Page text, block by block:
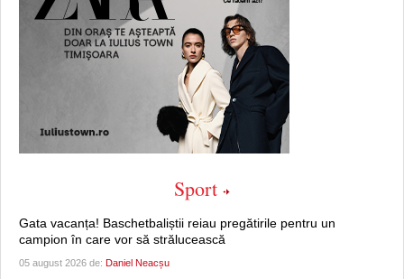
Sport
Gata vacanța! Baschetbaliștii reiau pregătirile pentru un
campion în care vor să strălucească
05 august 2026 de: Daniel Neacșu